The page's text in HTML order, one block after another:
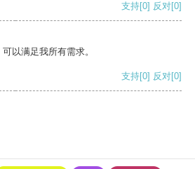
支持[0] 反对[0]
以满足我所有需求。
支持[0] 反对[0]